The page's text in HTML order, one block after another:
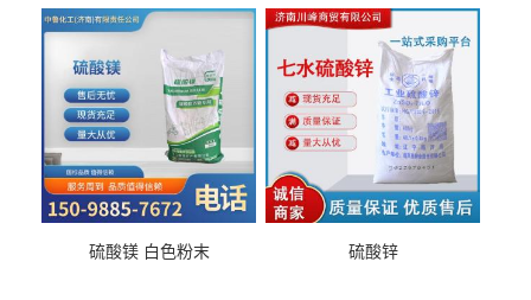
硫酸镁 白色粉末 硫酸锌